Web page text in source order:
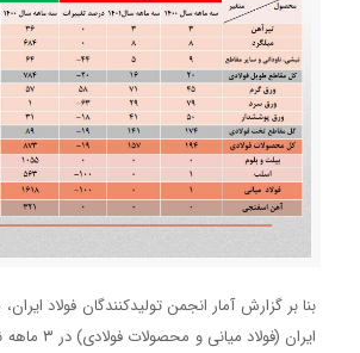
بنا بر گزارش آمار انجمن تولیدکنندگان فولاد